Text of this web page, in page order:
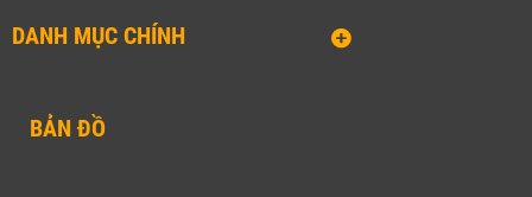
DANH MỤC CHÍNH
BẢN ĐỒ